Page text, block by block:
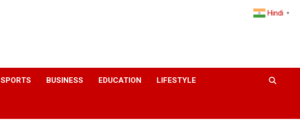
SPORTS BUSINESS EDUCATION LIFESTYLE
Hindi ▼